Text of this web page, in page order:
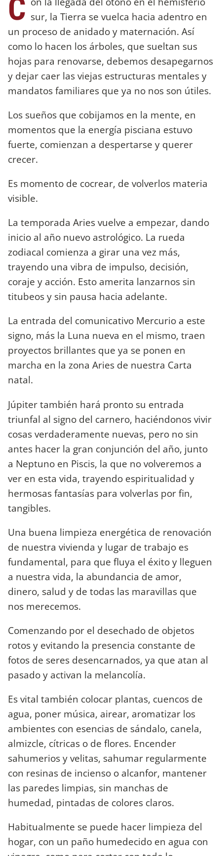
C sur, la Tierra se vuelca hacia adentro en
un proceso de anidado y maternación. Así
como lo hacen los árboles, que sueltan sus
hojas para renovarse, debemos desapegarnos
y dejar caer las viejas estructuras mentales y
mandatos familiares que ya no nos son útiles.
Los sueños que cobijamos en la mente, en
momentos que la energía pisciana estuvo
fuerte, comienzan a despertarse y querer
crecer.
Es momento de cocrear, de volverlos materia
visible.
La temporada Aries vuelve a empezar, dando
inicio al año nuevo astrológico. La rueda
zodiacal comienza a girar una vez más,
trayendo una vibra de impulso, decisión,
coraje y acción. Esto amerita lanzarnos sin
titubeos y sin pausa hacia adelante.
La entrada del comunicativo Mercurio a este
signo, más la Luna nueva en el mismo, traen
proyectos brillantes que ya se ponen en
marcha en la zona Aries de nuestra Carta
natal.
Júpiter también hará pronto su entrada
triunfal al signo del carnero, haciéndonos vivir
cosas verdaderamente nuevas, pero no sin
antes hacer la gran conjunción del año, junto
a Neptuno en Piscis, la que no volveremos a
ver en esta vida, trayendo espiritualidad y
hermosas fantasías para volverlas por fin,
tangibles.
Una buena limpieza energética de renovación
de nuestra vivienda y lugar de trabajo es
fundamental, para que fluya el éxito y lleguen
a nuestra vida, la abundancia de amor,
dinero, salud y de todas las maravillas que
nos merecemos.
Comenzando por el desechado de objetos
rotos y evitando la presencia constante de
fotos de seres desencarnados, ya que atan al
pasado y activan la melancolía.
Es vital también colocar plantas, cuencos de
agua, poner música, airear, aromatizar los
ambientes con esencias de sándalo, canela,
almizcle, cítricas o de flores. Encender
sahumerios y velitas, sahumar regularmente
con resinas de incienso o alcanfor, mantener
las paredes limpias, sin manchas de
humedad, pintadas de colores claros.
Habitualmente se puede hacer limpieza del
hogar, con un paño humedecido en agua con